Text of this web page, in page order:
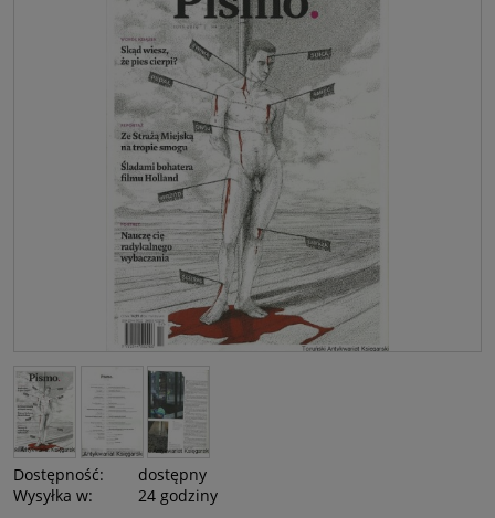
Dostępność:
dostępny
Wysyłka w:
24 godziny